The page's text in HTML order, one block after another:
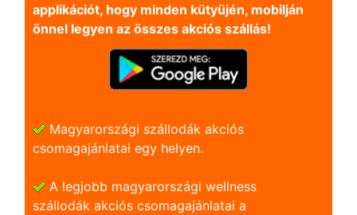
applikációt, hogy minden kütyüjén, mobilján
önnel legyen az összes akciós szállás!
Magyarországi szállodák akciós
csomagajánlatai egy helyen.
A legjobb magyarországi wellness
szállodák akciós csomagajánlatai a